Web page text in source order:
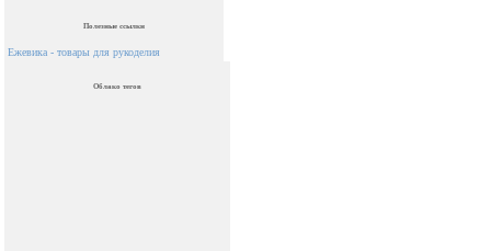
Полезные ссылки
Ежевика - товары для рукоделия
Облако тегов